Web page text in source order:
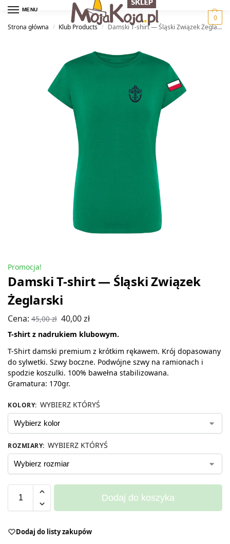
MENU
0
Strona główna
/ Klub Products / Damski T-shirt — Śląski Związek Żeglarski
Promocja!
Damski T-shirt — Śląski Związek
Żeglarski
Cena: 45,00zł 40,00zł
T-shirt z nadrukiem klubowym.
T-Shirt damski premium z krótkim rękawem. Krój dopasowany
do sylwetki. Szwy boczne. Podwójne szwy na ramionach i
spodzie koszulki. 100% bawełna stabilizowana.
Gramatura: 170gr.
KOLORY: WYBIERZ KTÓRYŚ
ROZMIARY: WYBIERZ KTÓRYŚ
Dodaj do koszyka
Dodaj do listy zakupów